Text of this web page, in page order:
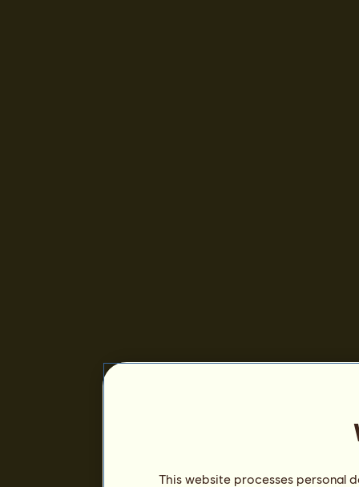
This website processes personal